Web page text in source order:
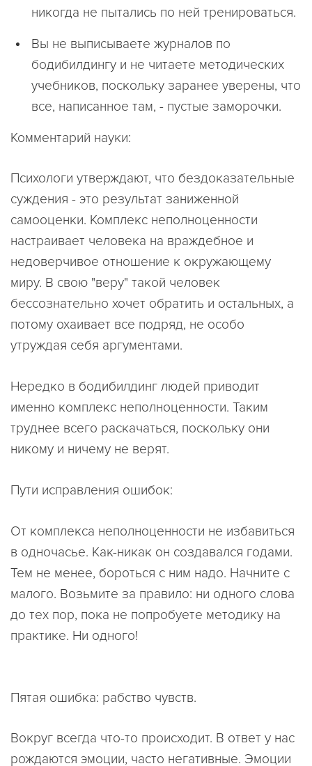
никогда не пытались по ней тренироваться.
Вы не выписываете журналов по
бодибилдингу и не читаете методических
учебников, поскольку заранее уверены, что
все, написанное там, - пустые заморочки.
Комментарий науки:
Психологи утверждают, что бездоказательные
суждения - это результат заниженной
самооценки. Комплекс неполноценности
настраивает человека на враждебное и
недоверчивое отношение к окружающему
миру. В свою "веру" такой человек
бессознательно хочет обратить и остальных, а
потому охаивает все подряд, не особо
утруждая себя аргументами.
Нередко в бодибилдинг людей приводит
именно комплекс неполноценности. Таким
труднее всего раскачаться, поскольку они
никому и ничему не верят.
Пути исправления ошибок:
От комплекса неполноценности не избавиться
в одночасье. Как-никак он создавался годами.
Тем не менее, бороться с ним надо. Начните с
малого. Возьмите за правило: ни одного слова
до тех пор, пока не попробуете методику на
практике. Ни одного!
Пятая ошибка: рабство чувств.
Вокруг всегда что-то происходит. В ответ у нас
рождаются эмоции, часто негативные. Эмоции